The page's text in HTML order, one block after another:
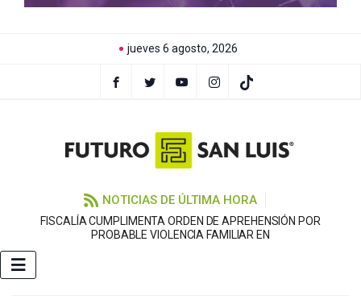
jueves 6 agosto, 2026
NOTICIAS DE ÚLTIMA HORA
FISCALÍA CUMPLIMENTA ORDEN DE APREHENSIÓN POR
PROBABLE VIOLENCIA FAMILIAR EN